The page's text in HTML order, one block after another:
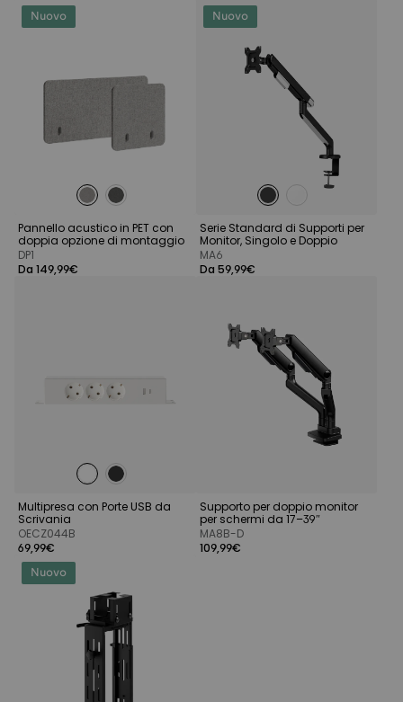
Nuovo
Pannello acustico in PET con
doppia opzione di montaggio
DP1
Da 149,99€
Nuovo
Serie Standard di Supporti per
Monitor, Singolo e Doppio
MA6
Da 59,99€
Multipresa con Porte USB da
Scrivania
OECZ044B
69,99€
Supporto per doppio monitor
per schermi da 17–39″
MA8B-D
109,99€
Nuovo